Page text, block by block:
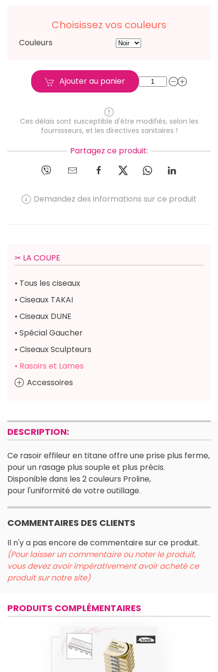
Choisissez vos couleurs
Couleurs
Ajouter au panier
Ces délais sont susceptible d'être modifiés, selon les
fournisseurs, et les directives sanitaires !
Partagez ce produit:
Demandez des informations sur ce produit
✂︎ LA COUPE
• Tous les ciseaux
• Ciseaux TAKAI
• Ciseaux DUNE
• Spécial Gaucher
• Ciseaux Sculpteurs
• Rasoirs et Lames
Accessoires
DESCRIPTION:
Ce rasoir effileur en titane offre une prise plus ferme,
pour un rasage plus souple et plus précis.
Disponible dans les 2 couleurs Proline,
pour l'uniformité de votre outillage.
COMMENTAIRES DES CLIENTS
Il n'y a pas encore de commentaire sur ce produit.
(Pour laisser un commentaire ou noter le produit,
vous devez avoir impérativement avoir acheté ce
produit sur notre site)
PRODUITS COMPLÉMENTAIRES
ETUI DE LAMES
FEATHER X50